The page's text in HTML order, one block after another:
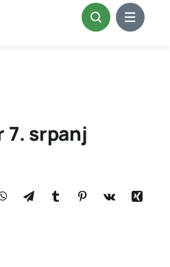
7. srpanj